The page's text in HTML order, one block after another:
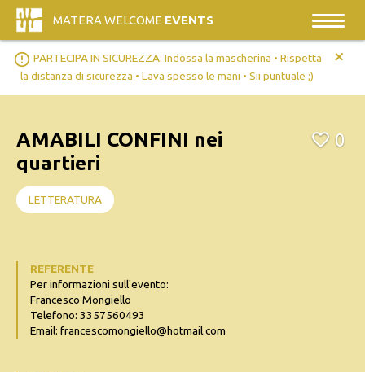
MATERA WELCOME EVENTS
error_outline PARTECIPA IN SICUREZZA: Indossa la mascherina • Rispetta
la distanza di sicurezza • Lava spesso le mani • Sii puntuale ;)
+
AMABILI CONFINI nei
quartieri
0
LETTERATURA
REFERENTE
Per informazioni sull'evento:
Francesco Mongiello
Telefono: 3357560493
Email: francescomongiello@hotmail.com